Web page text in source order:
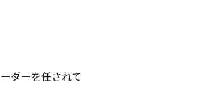
ダーを任されて